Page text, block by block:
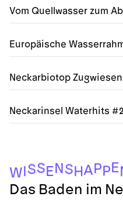
Vom Quellwasser zum
Europäische
Neckarbiotop
Neckarinsel Waterhits
WISSENSHAPPE
Das Baden im